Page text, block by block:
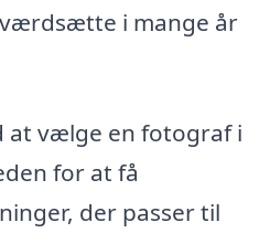
i mange år
at vælge en fotograf i
for at få
der passer til